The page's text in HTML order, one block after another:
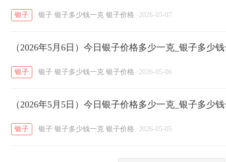
银子 银子 银子多少钱一克 银子价格 · 2026-05-07
（2026年5月6日）今日银子价格多少一克_银子多少
银子 银子 银子多少钱一克 银子价格 · 2026-05-06
（2026年5月5日）今日银子价格多少一克_银子多少
银子 银子 银子多少钱一克 银子价格 · 2026-05-05